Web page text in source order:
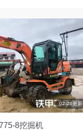
02-26更新
8挖掘机